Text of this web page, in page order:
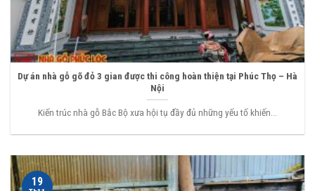
Dự án nhà gỗ gõ đỏ 3 gian được thi công hoàn thiện tại Phúc Thọ – Hà
Nội
Kiến trúc nhà gỗ Bắc Bộ xưa hội tụ đầy đủ những yếu tố khiến...
19